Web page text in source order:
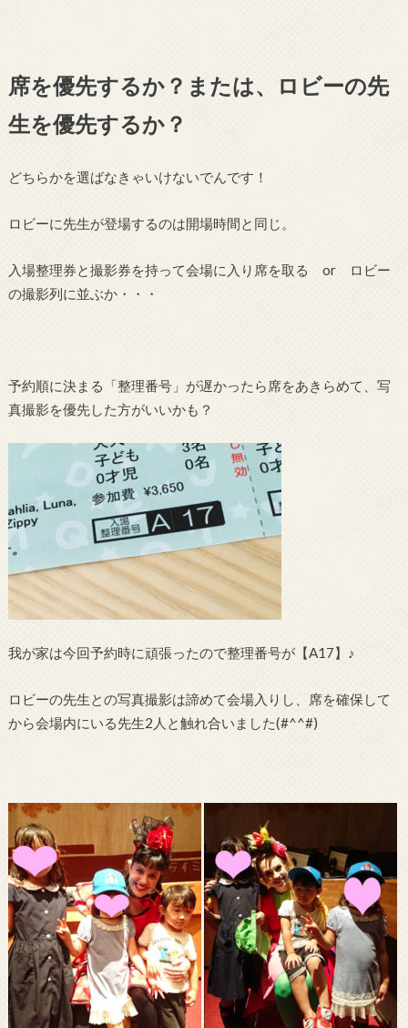
席を優先するか？または、ロビーの先
生を優先するか？
どちらかを選ばなきゃいけないでんです！
ロビーに先生が登場するのは開場時間と同じ。
入場整理券と撮影券を持って会場に入り席を取る or ロビー
の撮影列に並ぶか・・・
予約順に決まる「整理番号」が遅かったら席をあきらめて、写
真撮影を優先した方がいいかも？
我が家は今回予約時に頑張ったので整理番号が【A17】♪
ロビーの先生との写真撮影は諦めて会場入りし、席を確保して
から会場内にいる先生2人と触れ合いました(#^^#)